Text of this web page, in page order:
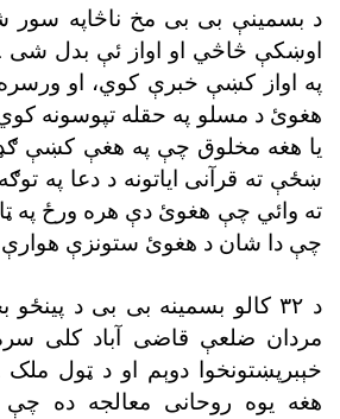
د بسمينې بى بى مخ ناڅاپه
اوښکې څاڅي او اواز ئې بدل شى
په اواز کښې خبرې کوي، او ورسره
هغوئ د مسلو په حقله تپوسونه
يا هغه مخلوق چې په هغې کښې
ښځې ته قرآنى اياتونه د دعا په
ته وائي چې هغوئ دې هره ورځ په
چې دا شان د هغوئ ستونزې
د ٣٢ کالو بسمينه بى بى د
مردان ضلعې قاضى آباد کلى
هغه يوه روحانى معالجه ده چې